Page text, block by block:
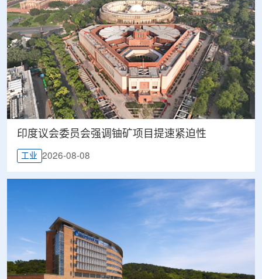
印度议会委员会强调铀矿项目提速紧迫性
工业 2026-08-08